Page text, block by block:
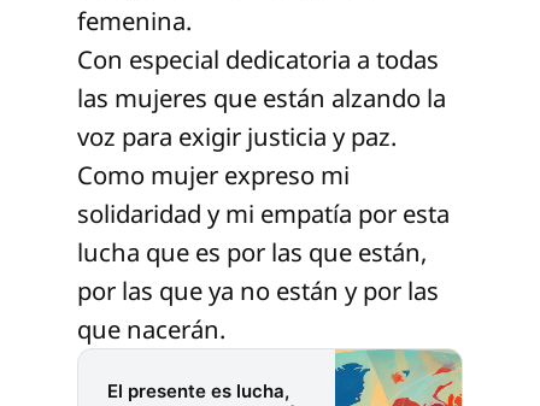
femenina.
Con especial dedicatoria a todas
las mujeres que están alzando la
voz para exigir justicia y paz.
Como mujer expreso mi
solidaridad y mi empatía por esta
lucha que es por las que están,
por las que ya no están y por las
que nacerán.
El presente es lucha,